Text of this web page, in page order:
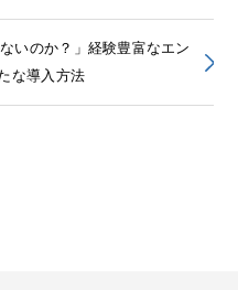
いのか？」経験豊富なエン
な導入方法